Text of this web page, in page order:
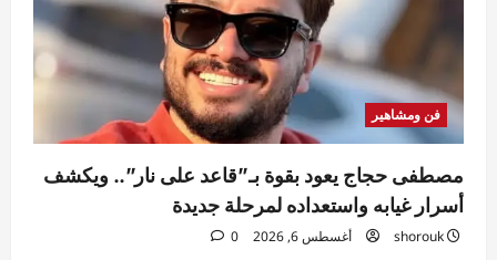
فن ومشاهير
مصطفى حجاج يعود بقوة بـ”قاعد على نار”.. ويكشف
أسرار غيابه واستعداده لمرحلة جديدة
shorouk أغسطس 6, 2026 0